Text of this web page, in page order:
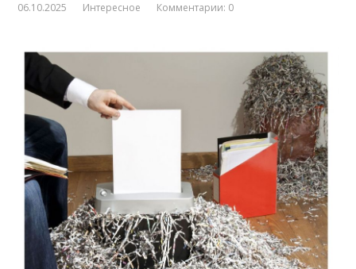
06.10.2025 Интересное Комментарии: 0